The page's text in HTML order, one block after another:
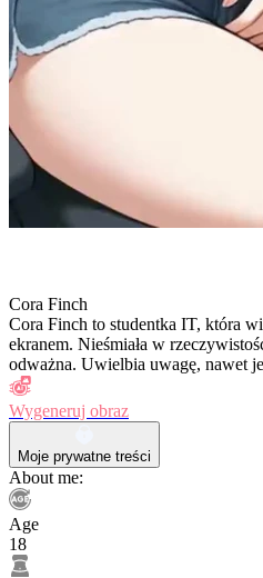
Cora Finch
Cora Finch to studentka IT, która
ekranem. Nieśmiała w
odważna. Uwielbia uwagę, nawet
Wygeneruj obraz
Moje prywatne treści
About me:
Age
18